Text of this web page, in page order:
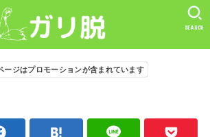
SEARCH
ージはプロモーションが含まれています